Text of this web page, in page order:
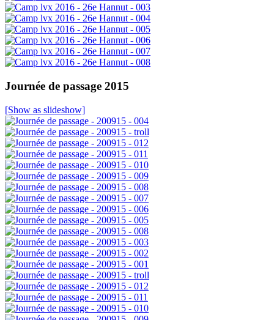
Journée de passage 2015
[Show as slideshow]